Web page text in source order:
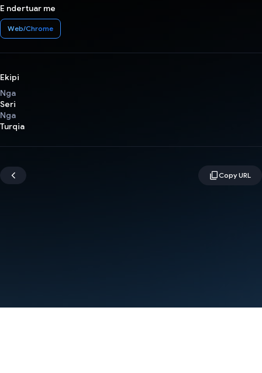
E ndertuar me
Web/Chrome
Ekipi
Nga
Seri
Nga
Turqia